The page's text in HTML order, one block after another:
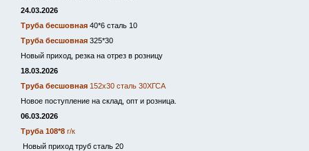
24.03.2026
Труба бесшовная 40*6 сталь 10
Труба бесшовная 325*30
Новый приход, резка на отрез в розницу
18.03.2026
Труба бесшовная 152х30 сталь 30ХГСА
Новое поступление на склад, опт и розница.
06.03.2026
Труба 108*8 г/к
Новый приход труб сталь 20